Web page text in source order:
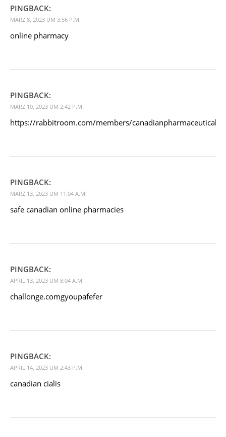
PINGBACK:
MÄRZ 8, 2023 UM 3:56 P.M.
online pharmacy
PINGBACK:
MÄRZ 10, 2023 UM 2:42 P.M.
https://rabbitroom.com/members/
PINGBACK:
MÄRZ 13, 2023 UM 11:04 A.M.
safe canadian online pharmacies
PINGBACK:
APRIL 13, 2023 UM 8:04 A.M.
challonge.comgyoupafefer
PINGBACK:
APRIL 14, 2023 UM 2:43 P.M.
canadian cialis